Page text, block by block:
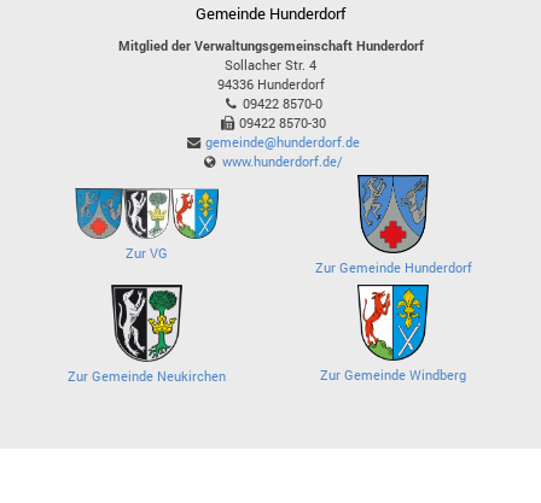
Gemeinde Hunderdorf
Mitglied der Verwaltungsgemeinschaft Hunderdorf
Sollacher Str. 4
94336 Hunderdorf
09422 8570-0
09422 8570-30
gemeinde@hunderdorf.de
www.hunderdorf.de/
Zur VG
Zur Gemeinde Hunderdorf
Zur Gemeinde Neukirchen Zur Gemeinde Windberg